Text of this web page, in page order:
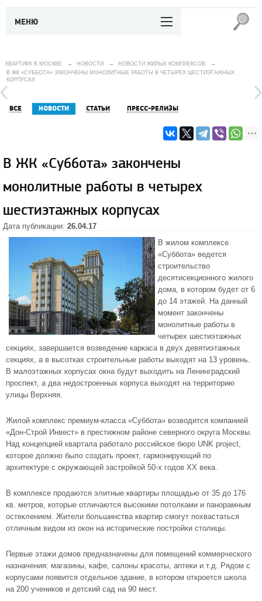
МЕНЮ
КВАРТИРА В МОСКВЕ → НОВОСТИ → НОВОСТИ ЖИЛЫХ КОМПЛЕКСОВ
→
В ЖК «СУББОТА» ЗАКОНЧЕНЫ МОНОЛИТНЫЕ РАБОТЫ В ЧЕТЫРЕХ ШЕСТИЭТАЖНЫХ
КОРПУСАХ
ВСЕ НОВОСТИ СТАТЬИ ПРЕСС-РЕЛИЗЫ
В ЖК «Суббота» закончены
монолитные работы в четырех
шестиэтажных корпусах
Дата публикации: 26.04.17
В жилом комплексе
«Суббота» ведется
строительство
десятисекционного жилого
дома, в котором будет от 6
до 14 этажей. На данный
момент закончены
монолитные работы в
четырех шестиэтажных
секциях, завершается возведение каркаса в двух девятиэтажных
секциях, а в высотках строительные работы выходят на 13 уровень.
В малоэтажных корпусах окна будут выходить на Ленинградский
проспект, а два недостроенных корпуса выходят на территорию
улицы Верхняя.
Жилой комплекс премиум-класса «Суббота» возводится компанией
«Дон-Строй Инвест» в престижном районе северного округа Москвы.
Над концепцией квартала работало российское бюро UNK project,
которое должно было создать проект, гармонирующий по
архитектуре с окружающей застройкой 50-х годов ХХ века.
В комплексе продаются элитные квартиры площадью от 35 до 176
кв. метров, которые отличаются высокими потолками и панорамным
остеклением. Жители большинства квартир смогут похвастаться
отличным видом из окон на исторические постройки столицы.
Первые этажи домов предназначены для помещений коммерческого
назначения: магазины, кафе, салоны красоты, аптеки и т.д. Рядом с
корпусами появится отдельное здание, в котором откроется школа
на 200 учеников и детский сад на 90 мест.